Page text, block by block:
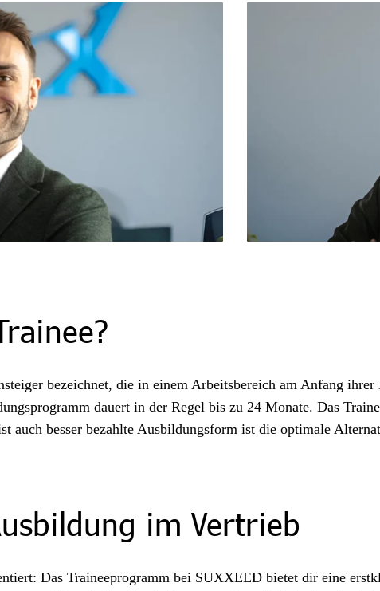
bezeichnet, die in einem Arbeitsbereich am Anfang
dauert in der Regel bis zu 24 Monate. Das
auch besser bezahlte Ausbildungsform ist die optimale
im Vertrieb
Das Traineeprogramm bei SUXXEED bietet dir eine